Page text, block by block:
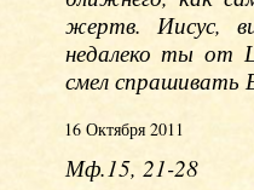
жертв. Иисус,
недалеко ты от
смел спрашивать
16 Октября 2011
Мф.15, 21-28